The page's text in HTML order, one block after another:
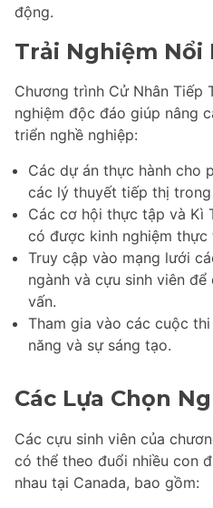
động.
Trải Nghiệm Nổi
Chương trình Cử Nhân Tiếp
nghiệm độc đáo giúp nâng
triển nghề nghiệp:
Các dự án thực hành cho
các lý thuyết tiếp thị
Các cơ hội thực tập và Kì
có được kinh nghiệm thực
Truy cập vào mạng lưới
ngành và cựu sinh viên
vấn.
Tham gia vào các cuộc
năng và sự sáng tạo.
Các Lựa Chọn
Các cựu sinh viên của
có thể theo đuổi nhiều con
nhau tại Canada, bao gồm: